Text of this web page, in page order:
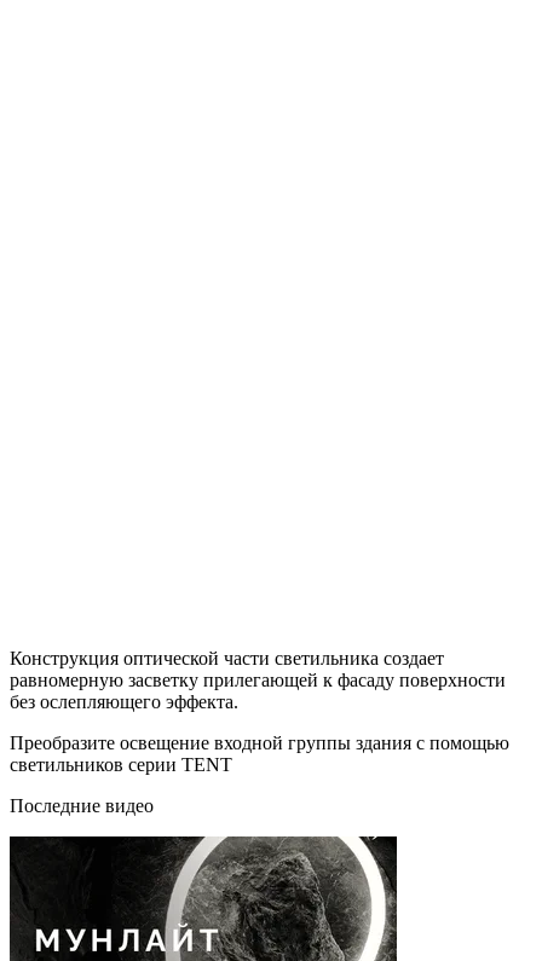
Конструкция оптической части светильника создает
равномерную засветку прилегающей к фасаду поверхности
без ослепляющего эффекта.
Преобразите освещение входной группы здания с помощью
светильников серии TENT
Последние видео